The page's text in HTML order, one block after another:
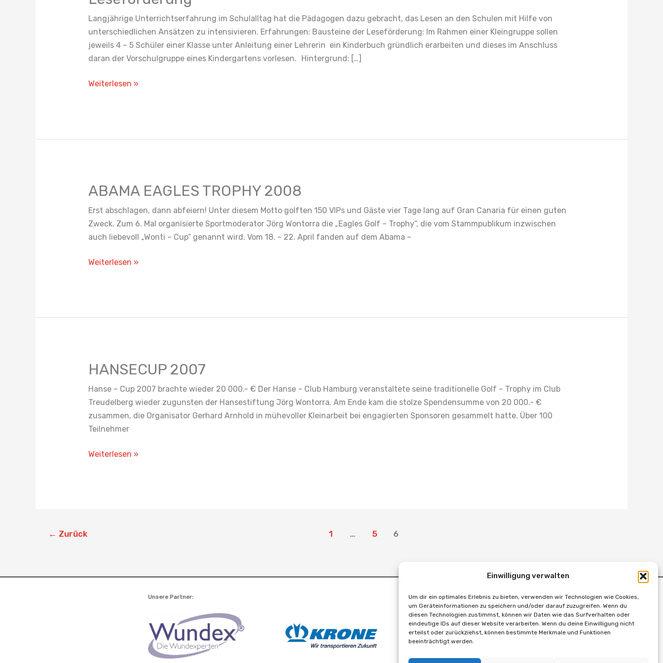
Einwilligung verwalten
Um dir ein optimales Erlebnis zu bieten, verwenden wir Technologien wie Cookies,
um Geräteinformationen zu speichern und/oder darauf zuzugreifen. Wenn du
diesen Technologien zustimmst, können wir Daten wie das Surfverhalten oder
eindeutige IDs auf dieser Website verarbeiten. Wenn du deine Einwilligung nicht
erteilst oder zurückziehst, können bestimmte Merkmale und Funktionen
beeinträchtigt werden.
Langjährige Unterrichtserfahrung im Schulalltag hat die Pädagogen dazu gebracht, das Lesen an den Schulen mit Hilfe von
unterschiedlichen Ansätzen zu intensivieren. Erfahrungen: Bausteine der Leseförderung: Im Rahmen einer Kleingruppe sollen
jeweils 4 – 5 Schüler einer Klasse unter Anleitung einer Lehrerin ein Kinderbuch gründlich erarbeiten und dieses im Anschluss
daran der Vorschulgruppe eines Kindergartens vorlesen. Hintergrund: […]
Weiterlesen »
ABAMA EAGLES TROPHY 2008
Erst abschlagen, dann abfeiern! Unter diesem Motto golften 150 VIPs und Gäste vier Tage lang auf Gran Canaria für einen guten
Zweck. Zum 6. Mal organisierte Sportmoderator Jörg Wontorra die „Eagles Golf – Trophy“, die vom Stammpublikum inzwischen
auch liebevoll „Wonti – Cup“ genannt wird. Vom 18. – 22. April fanden auf dem Abama –
ABAMA
TROPHY
2008
Weiterlesen »
HANSECUP 2007
Hanse – Cup 2007 brachte wieder 20 000.- € Der Hanse – Club Hamburg veranstaltete seine traditionelle Golf – Trophy im Club
Treudelberg wieder zugunsten der Hansestiftung Jörg Wontorra. Am Ende kam die stolze Spendensumme von 20 000.- €
zusammen, die Organisator Gerhard Arnhold in mühevoller Kleinarbeit bei engagierten Sponsoren gesammelt hatte. Über 100
Teilnehmer
HANSECUP
Weiterlesen »
← Zurück 1 … 5 6
Unsere Partner: